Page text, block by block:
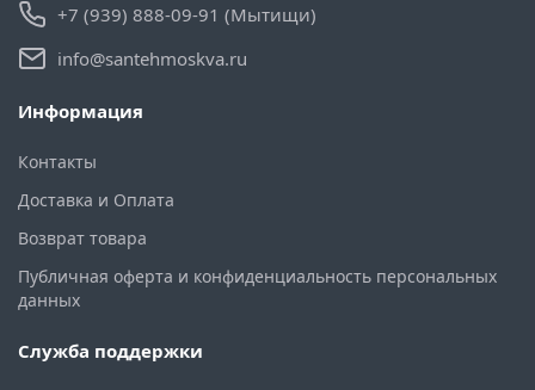
+7 (939) 888-09-91 (Мытищи)
info@santehmoskva.ru
Информация
Контакты
Доставка и Оплата
Возврат товара
Публичная оферта и конфиденциальность персональных
данных
Служба поддержки